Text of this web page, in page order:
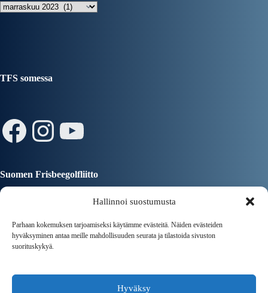
Hallinnoi suostumusta
Parhaan kokemuksen tarjoamiseksi käytämme evästeitä. Näiden evästeiden
hyväksyminen antaa meille mahdollisuuden seurata ja tilastoida sivuston
suorituskykyä.
Hyväksy
TFS somessa
Facebook
Instagram
YouTube
Suomen Frisbeegolfliitto
Tampereen Kaupunki